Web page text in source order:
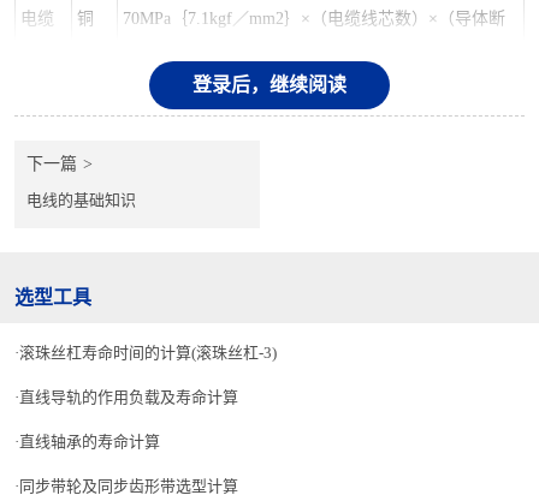
电缆
铜
70MPa｛7.1kgf／mm2｝×（电缆线芯数）×（导体断
40MPa｛4.1kgf／mm2｝×（电缆线芯数）×（导体断
金属
丝网
夹）
铜和
铝
m2｝×（外皮断面面积mm2）。但是，
备注
1.在铺设管路等情况下，将3
以上）。钢丝绳网的顶端要粘合。
登录后，继续阅读
下一篇
电线的基础知识
选型工具
滚珠丝杠寿命时间的计算(滚珠丝杠-3)
直线导轨的作用负载及寿命计算
直线轴承的寿命计算
同步带轮及同步齿形带选型计算